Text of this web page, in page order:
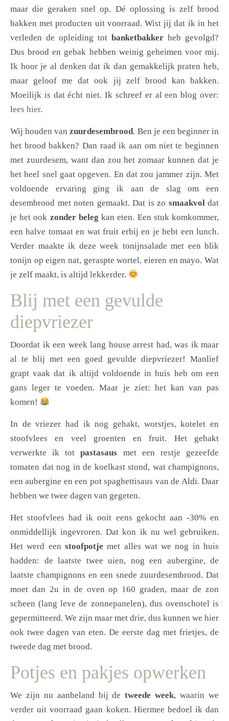
maar die geraken snel op. Dé oplossing is zelf brood
bakken met producten uit voorraad. Wist jij dat ik in het
verleden de opleiding tot banketbakker heb gevolgd?
Dus brood en gebak hebben weinig geheimen voor mij.
Ik hoor je al denken dat ik dan gemakkelijk praten heb,
maar geloof me dat ook jij zelf brood kan bakken.
Moeilijk is dat écht niet. Ik schreef er al een blog over:
lees hier.
Wij houden vanzuurdesembrood. Ben je een beginner in
het brood bakken? Dan raad ik aan om niet te beginnen
met zuurdesem, want dan zou het zomaar kunnen dat je
het heel snel gaat opgeven. En dat zou jammer zijn. Met
voldoende ervaring ging ik aan de slag om een
desembrood met noten gemaakt. Dat is zo smaakvoldat
je het ook zonder beleg kan eten. Een stuk komkommer,
een halve tomaat en wat fruit erbij en je hebt een lunch.
Verder maakte ik deze week tonijnsalade met een blik
tonijn op eigen nat, geraspte wortel, eieren en mayo. Wat
je zelf maakt, is altijd lekkerder.
Blij met een gevulde
diepvriezer
Doordat ik een week lang house arrest had, was ik maar
al te blij met een goed gevulde diepvriezer! Manlief
grapt vaak dat ik altijd voldoende in huis heb om een
gans leger te voeden. Maar je ziet: het kan van pas
komen!
In de vriezer had ik nog gehakt, worstjes, kotelet en
stoofvlees en veel groenten en fruit. Het gehakt
verwerkte ik totpastasaus met een restje gezeefde
tomaten dat nog in de koelkast stond, wat champignons,
een aubergine en een pot spaghettisaus van de Aldi. Daar
hebben we twee dagen van gegeten.
Het stoofvlees had ik ooit eens gekocht aan -30% en
onmiddellijk ingevroren. Dat kon ik nu wel gebruiken.
Het werd een stoofpotjemet alles wat we nog in huis
hadden: de laatste twee uien, nog een aubergine, de
laatste champignons en een snede zuurdesembrood. Dat
moet dan 2u in de oven op 160 graden, maar de zon
scheen (lang leve de zonnepanelen), dus ovenschotel is
gepermitteerd. We zijn maar met drie, dus kunnen we hier
ook twee dagen van eten. De eerste dag met frietjes, de
tweede dag met brood.
Potjes en pakjes opwerken
We zijn nu aanbeland bij detweede week, waarin we
verder uit voorraad gaan koken. Hiermee bedoel ik dan